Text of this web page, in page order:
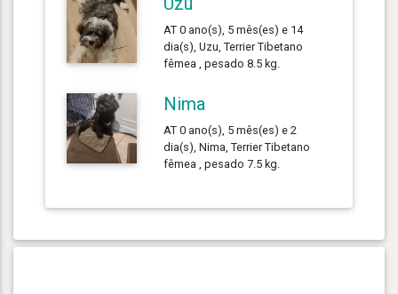
AT 0 ano(s), 5 mês(es) e 14
dia(s), Uzu, Terrier Tibetano
fêmea , pesado 8.5 kg.
Nima
AT 0 ano(s), 5 mês(es) e 2
dia(s), Nima, Terrier Tibetano
fêmea , pesado 7.5 kg.